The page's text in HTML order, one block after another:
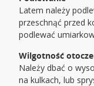
Latem należy
przeschnąć przed
podlewać
Wilgotność
Należy dbać o
na kulkach, lub